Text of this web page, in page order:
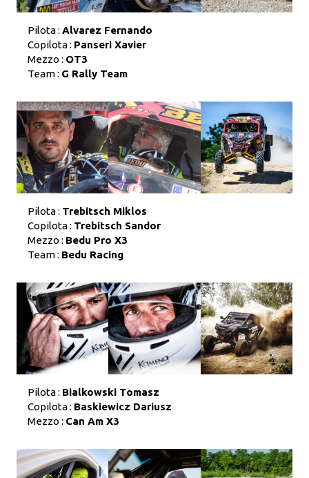
Pilota : Alvarez Fernando
Copilota : Panseri Xavier
Mezzo : OT3
Team : G Rally Team
Pilota : Trebitsch Miklos
Copilota : Trebitsch Sandor
Mezzo : Bedu Pro X3
Team : Bedu Racing
Pilota : Bialkowski Tomasz
Copilota : Baskiewicz Dariusz
Mezzo : Can Am X3